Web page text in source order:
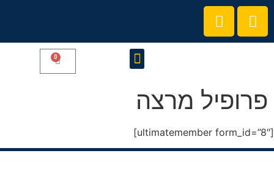
0
פרופיל מרצה
[ultimatemember form_id=”8″]